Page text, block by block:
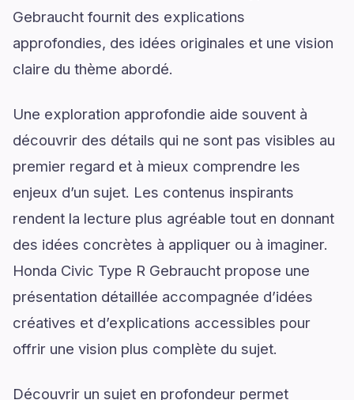
Gebraucht fournit des explications
approfondies, des idées originales et une vision
claire du thème abordé.
Une exploration approfondie aide souvent à
découvrir des détails qui ne sont pas visibles au
premier regard et à mieux comprendre les
enjeux d’un sujet. Les contenus inspirants
rendent la lecture plus agréable tout en donnant
des idées concrètes à appliquer ou à imaginer.
Honda Civic Type R Gebraucht propose une
présentation détaillée accompagnée d’idées
créatives et d’explications accessibles pour
offrir une vision plus complète du sujet.
Découvrir un sujet en profondeur permet